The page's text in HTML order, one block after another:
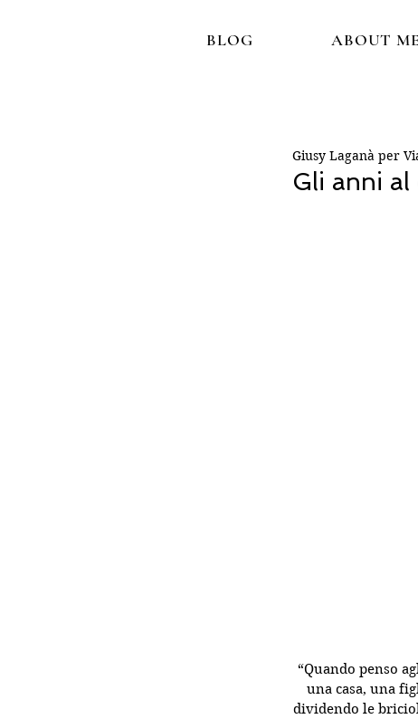
BLOG ABOUT ME
Gli anni
Giusy Laganà per
“Quando penso
una casa, una
dividendo le